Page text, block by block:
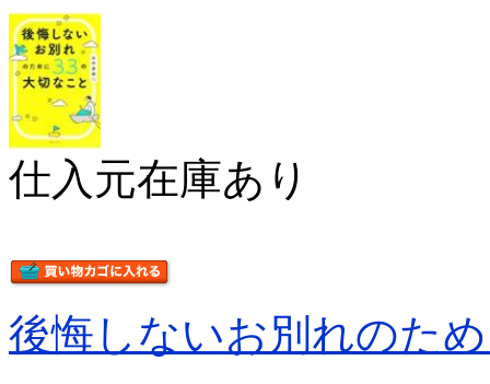
仕入元在庫あり
後悔しないお別れのた